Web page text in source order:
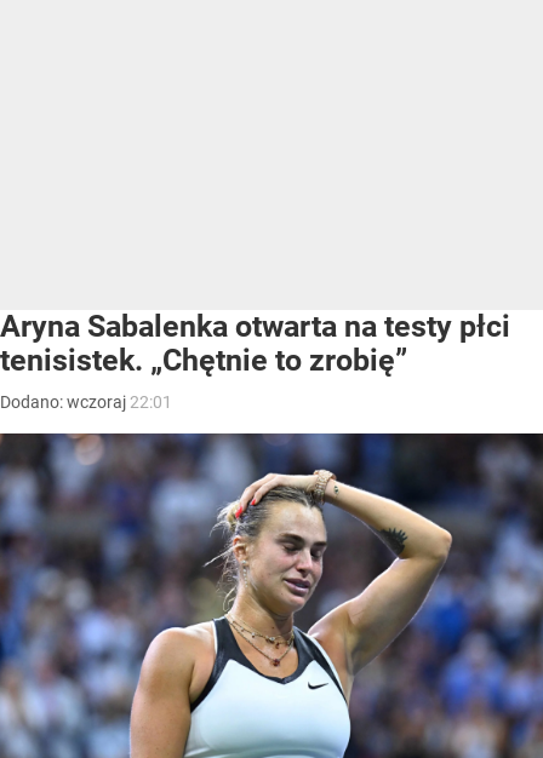
Aryna Sabalenka otwarta na testy płci
tenisistek. „Chętnie to zrobię”
Dodano:wczoraj 22:01